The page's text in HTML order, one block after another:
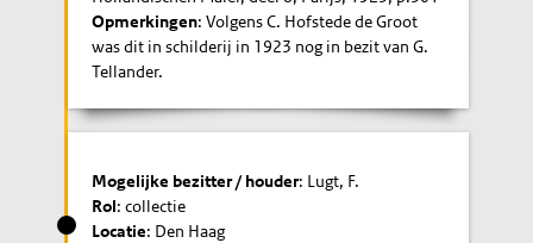
Opmerkingen: Volgens C. Hofstede de Groot
was dit in schilderij in 1923 nog in bezit van G.
Tellander.
Mogelijke bezitter / houder: Lugt, F.
Rol: collectie
Locatie: Den Haag